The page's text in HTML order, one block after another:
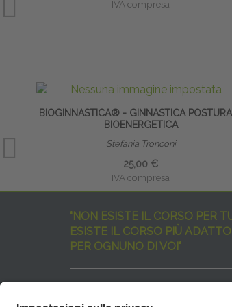
IVA compresa
BIOGINNASTICA® - GINNASTICA
BIOENERGETICA
Stefania Tronconi
25,00 €
IVA compresa
"NON ESISTE IL CORSO PER
ESISTE IL CORSO PIÙ ADATTO
PER OGNUNO DI VOI"
ma rispondenti a diverse esigenze